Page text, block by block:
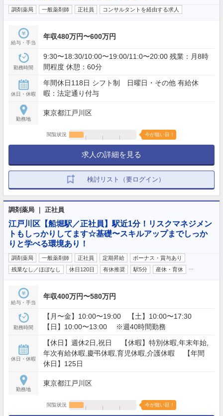
調剤薬局 一般薬剤師 正社員 コンサルタントを経由する求人
給与・手当
年収480万円〜600万円
勤務時間
9:30〜18:30/10:00〜19:00/11:0〜20:00 残業：月8時
間程度 休憩：60分
休日・休暇
年間休日118日 シフト制 日曜日・その他 有給休
暇：法定通り付与
勤務地
東京都江戸川区
閲覧状況 今が狙い目！
求人の詳細を見る
検討リスト（要ログイン）
調剤薬局 ｜ 正社員
江戸川区【船堀駅／正社員】駅近1分！リスクマネジメン
トもしっかりしてます☆基礎〜スキルアップまでしっか
りと学べる環境あり！
調剤薬局 一般薬剤師 正社員 定期昇給
ボーナス・賞与あり
残業なし／ほぼなし
休日120日 有休推奨 駅5分 産休・育休
給与・手当
年収400万円〜580万円
勤務時間
【月〜金】10:00〜19:00 【土】10:00〜17:30
【日】10:00〜13:00 ※週40時間勤務
休日・休暇
【休日】週休2日,祝日 【休暇】特別休暇,年末年始,
年次有給休暇,慶弔休暇,育児休暇,介護休暇 【年間
休日】125日
勤務地
東京都江戸川区
閲覧状況 今が狙い目！